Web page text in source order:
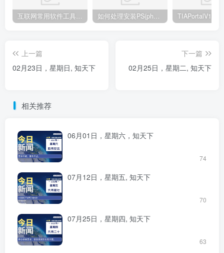
互联网常用软件工具资源汇总贴 如何处理安装PS(photoshop cc2018) 时，提示系统或者IE浏览器需要升级
上一篇
02月23日，星期日, 知天下
下一篇
02月25日，星期二, 知天下
相关推荐
06月01日，星期六，知天下
74
07月12日，星期五, 知天下
70
07月25日，星期四, 知天下
63